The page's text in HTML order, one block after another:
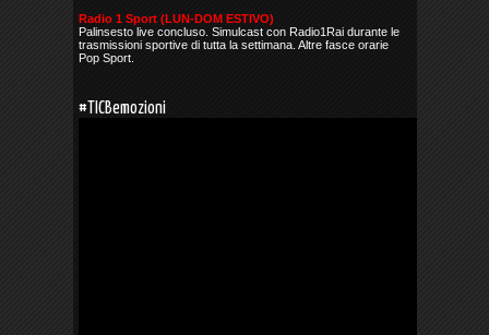
Radio 1 Sport (LUN-DOM ESTIVO)
Palinsesto live concluso. Simulcast con Radio1Rai durante le
trasmissioni sportive di tutta la settimana. Altre fasce orarie
Pop Sport.
#TICBemozioni